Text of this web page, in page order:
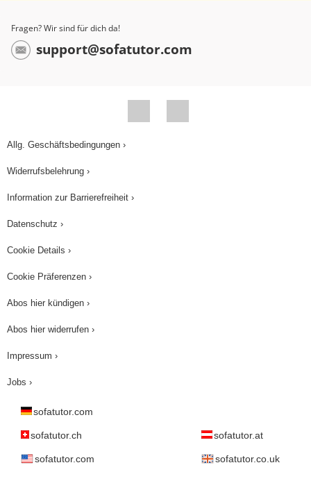
Fragen? Wir sind für dich da!
support@sofatutor.com
Allg. Geschäftsbedingungen ›
Widerrufsbelehrung ›
Information zur Barrierefreiheit ›
Datenschutz ›
Cookie Details ›
Cookie Präferenzen ›
Abos hier kündigen ›
Abos hier widerrufen ›
Impressum ›
Jobs ›
sofatutor.com
sofatutor.ch sofatutor.at
sofatutor.com sofatutor.co.uk